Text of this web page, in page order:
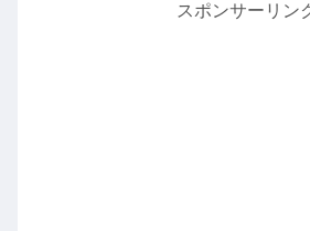
スポンサーリン